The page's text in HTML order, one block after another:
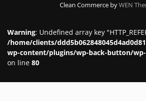
Clean Commerce byWEN
Warning: Undefined array key
/home/clients/
wp-content/plugins/wp-back-button/
on line 80